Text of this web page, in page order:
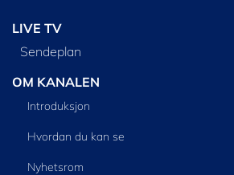
LIVE TV
Sendeplan
OM KANALEN
Introduksjon
Hvordan du kan se
Nyhetsrom